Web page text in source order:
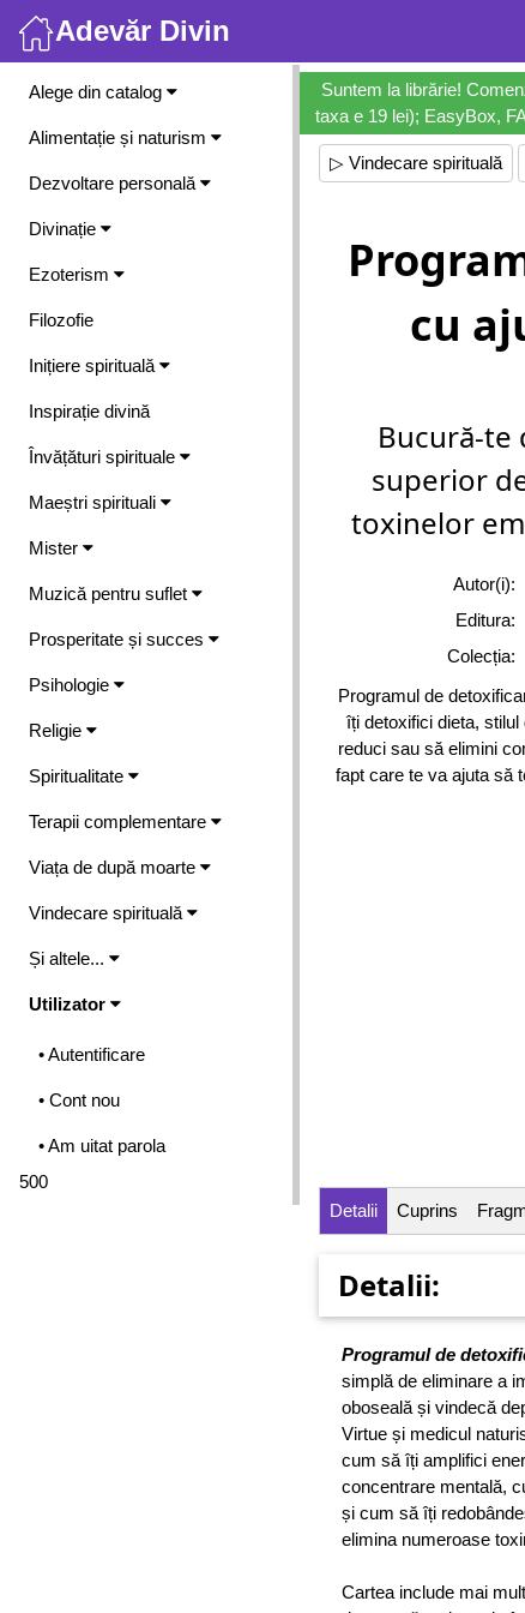
Adevăr Divin
Meniu
Alege din catalog
Alimentație și naturism
Dezvoltare personală
Divinație
Ezoterism
Filozofie
Inițiere spirituală
Inspirație divină
Învățături spirituale
Maeștri spirituali
Mister
Muzică pentru suflet
Prosperitate și succes
Psihologie
Religie
Spiritualitate
Terapii complementare
Viața de după moarte
Vindecare spirituală
Și altele...
Utilizator
• Autentificare
• Cont nou
• Am uitat parola
500
Suntem la librărie!
taxa e 19 lei); EasyBox,
▷ Vindecare spirituală
cu
Bucură-te
superior
toxinelor
Autor(i):
Editura:
Colecția:
Programul de
îți detoxifici dieta,
reduci sau să elimini
fapt care te va ajuta să
Detalii Cuprins
Detalii:
Programul de
simplă de eliminare a
oboseală și vindecă
Virtue și medicul
cum să îți amplifici
concentrare mentală,
și cum să îți
elimina numeroase
Cartea include mai